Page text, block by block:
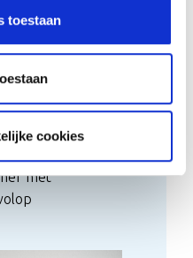
toestaan
cookies
en de operatie
tussen service,
Kom dan
met